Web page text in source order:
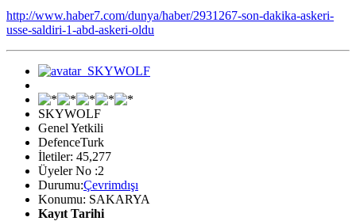
http://www.haber7.com/dunya/haber/2931267-son-dakika-askeri-
usse-saldiri-1-abd-askeri-oldu
SKYWOLF
Genel Yetkili
DefenceTurk
İletiler: 45,277
Üyeler No :2
Durumu:Çevrimdışı
Konumu: SAKARYA
Kayıt Tarihi